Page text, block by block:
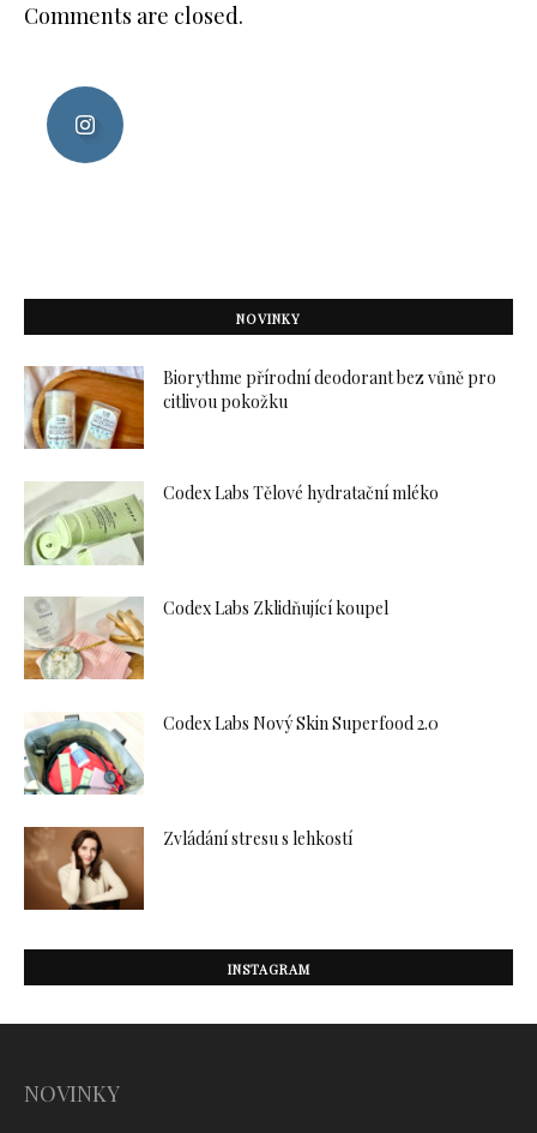
Comments are closed.
NOVINKY
Biorythme přírodní deodorant bez vůně pro
citlivou pokožku
Codex Labs Tělové hydratační mléko
Codex Labs Zklidňující koupel
Codex Labs Nový Skin Superfood 2.0
Zvládání stresu s lehkostí
INSTAGRAM
NOVINKY